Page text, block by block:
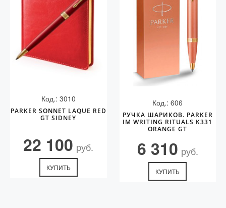
Код.: 3010
PARKER SONNET LAQUE RED
GT SIDNEY
22 100 руб.
КУПИТЬ
Код.: 606
РУЧКА ШАРИКОВ. PARKER
IM WRITING RITUALS K331
ORANGE GT
6 310 руб.
КУПИТЬ